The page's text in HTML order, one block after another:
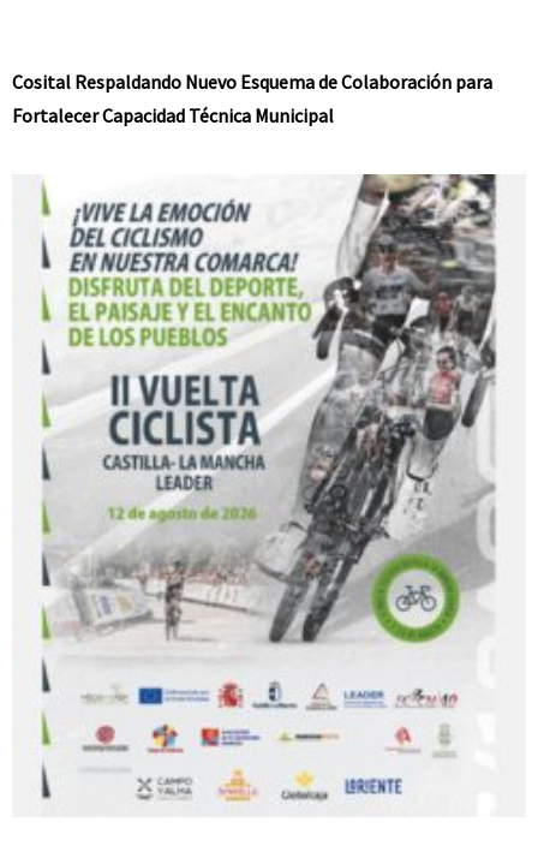
Cosital Respaldando Nuevo Esquema de Colaboración para
Fortalecer Capacidad Técnica Municipal